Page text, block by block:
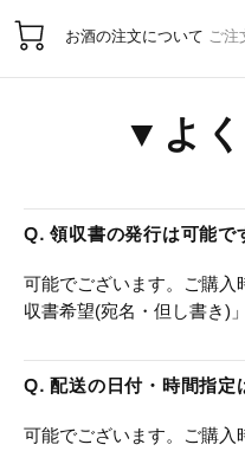
お酒の注文について ご注
▼よ
Q. 領収書の発行は可能で
可能でございます。ご購入
収書希望(宛名・但し書き)
Q. 配送の日付・時間指定
可能でございます。ご購入